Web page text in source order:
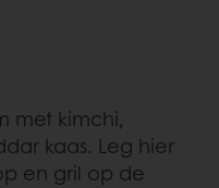
met kimchi,
kaas. Leg hier
en gril op de